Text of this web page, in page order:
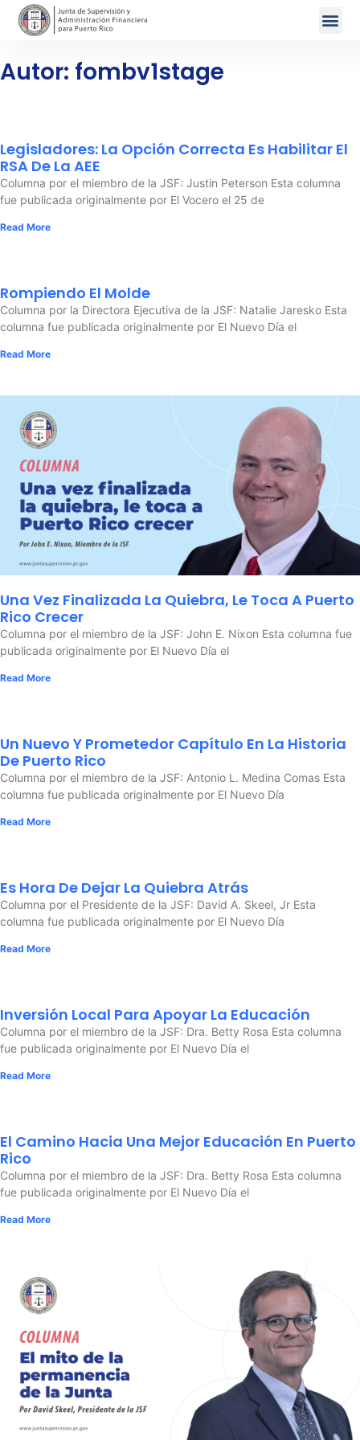
Autor: fombv1stage
Legisladores: La Opción Correcta Es Habilitar El
RSA De La AEE
Columna por el miembro de la JSF: Justin Peterson Esta columna
fue publicada originalmente por El Vocero el 25 de
Read More
Rompiendo El Molde
Columna por la Directora Ejecutiva de la JSF: Natalie Jaresko Esta
columna fue publicada originalmente por El Nuevo Día el
Read More
Una Vez Finalizada La Quiebra, Le Toca A Puerto
Rico Crecer
Columna por el miembro de la JSF: John E. Nixon Esta columna fue
publicada originalmente por El Nuevo Día el
Read More
Un Nuevo Y Prometedor Capítulo En La Historia
De Puerto Rico
Columna por el miembro de la JSF: Antonio L. Medina Comas Esta
columna fue publicada originalmente por El Nuevo Día
Read More
Es Hora De Dejar La Quiebra Atrás
Columna por el Presidente de la JSF: David A. Skeel, Jr Esta
columna fue publicada originalmente por El Nuevo Día
Read More
Inversión Local Para Apoyar La Educación
Columna por el miembro de la JSF: Dra. Betty Rosa Esta columna
fue publicada originalmente por El Nuevo Día el
Read More
El Camino Hacia Una Mejor Educación En Puerto
Rico
Columna por el miembro de la JSF: Dra. Betty Rosa Esta columna
fue publicada originalmente por El Nuevo Día el
Read More